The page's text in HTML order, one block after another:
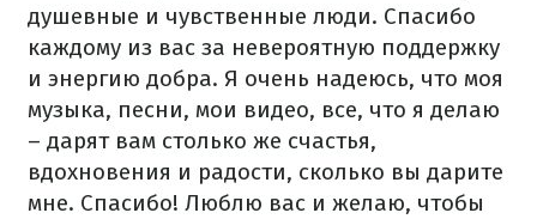
душевные и чувственные люди. Спасибо
каждому из вас за невероятную поддержку
и энергию добра. Я очень надеюсь, что моя
музыка, песни, мои видео, все, что я делаю
– дарят вам столько же счастья,
вдохновения и радости, сколько вы дарите
мне. Спасибо! Люблю вас и желаю, чтобы